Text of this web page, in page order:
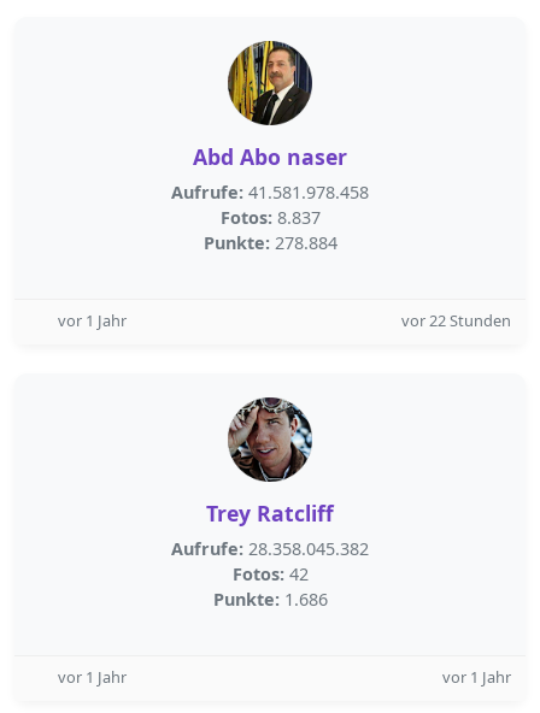
Abd Abo naser
Aufrufe: 41.581.978.458
Fotos: 8.837
Punkte: 278.884
vor 1 Jahr vor 22 Stunden
Trey Ratcliff
Aufrufe: 28.358.045.382
Fotos: 42
Punkte: 1.686
vor 1 Jahr vor 1 Jahr